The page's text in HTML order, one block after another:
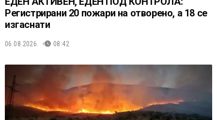
Регистрирани 20 пожари на отворено, a 18 се
изгаснати
06.08.2026. 08:42